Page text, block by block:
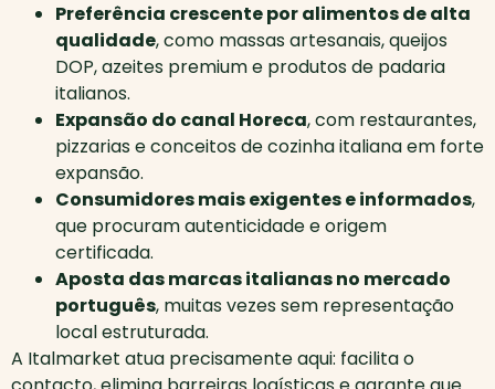
Preferência crescente por alimentos de alta
qualidade, como massas artesanais, queijos
DOP, azeites premium e produtos de padaria
italianos.
Expansão do canal Horeca, com restaurantes,
pizzarias e conceitos de cozinha italiana em forte
expansão.
Consumidores mais exigentes e informados,
que procuram autenticidade e origem
certificada.
Aposta das marcas italianas no mercado
português, muitas vezes sem representação
local estruturada.
A Italmarket atua precisamente aqui: facilita o